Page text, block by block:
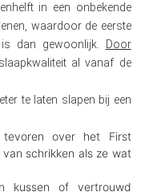
in een onbekende
waardoor de eerste
dan gewoonlijk.
Door
al vanaf de
te laten slapen bij een
tevoren over het First
schrikken als ze wat
kussen of vertrouwd